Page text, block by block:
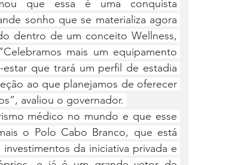
que essa é uma conquista
sonho que se materializa agora
dentro de um conceito Wellness,
mais um equipamento
que trará um perfil de estadia
ao que planejamos de oferecer
avaliou o governador.
médico no mundo e que esse
o Polo Cabo Branco, que está
da iniciativa privada e